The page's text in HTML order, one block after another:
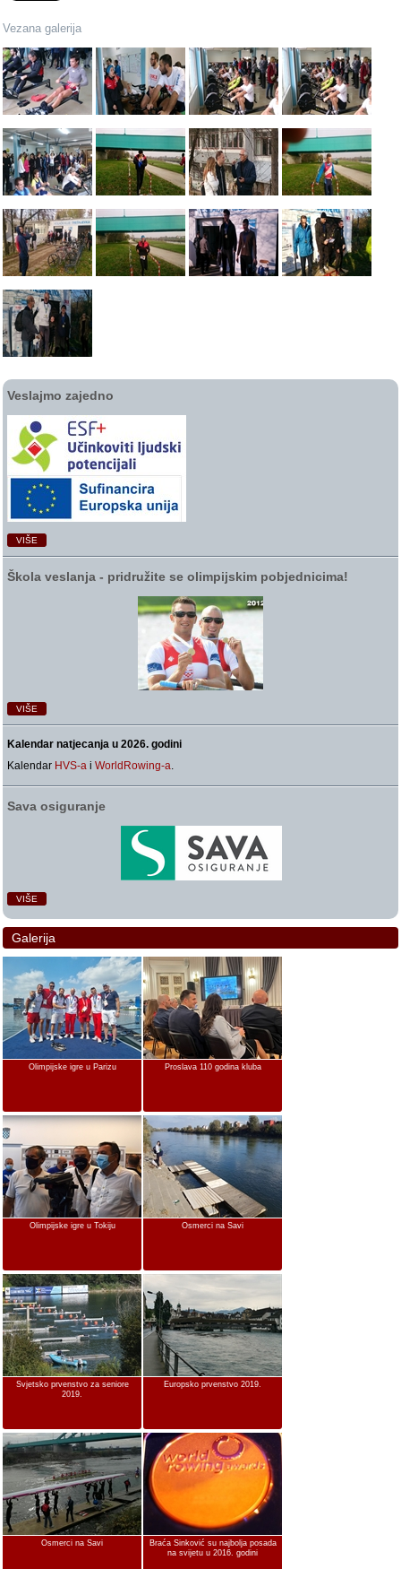
Vezana galerija
Veslajmo zajedno
VIŠE
Škola veslanja ‑ pridružite se olimpijskim pobjednicima!
VIŠE
Kalendar natjecanja u 2026. godini
Kalendar HVS-a iWorldRowing-a.
Sava osiguranje
VIŠE
Galerija
Olimpijske igre u Parizu Proslava 110 godina kluba
Olimpijske igre u Tokiju Osmerci na Savi
Svjetsko prvenstvo za seniore
2019.
Europsko prvenstvo 2019.
Osmerci na Savi
Braća Sinković su najbolja posada
na svijetu u 2016. godini